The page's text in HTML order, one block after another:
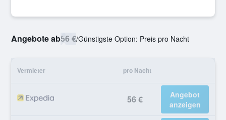
Angebote ab56 €/Günstigste Option: Preis pro Nacht
Vermieter pro Nacht
56 €
Angebot
anzeigen